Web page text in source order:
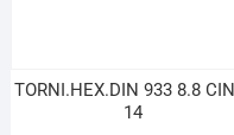
TORNI.HEX.DIN 933 8.8
14